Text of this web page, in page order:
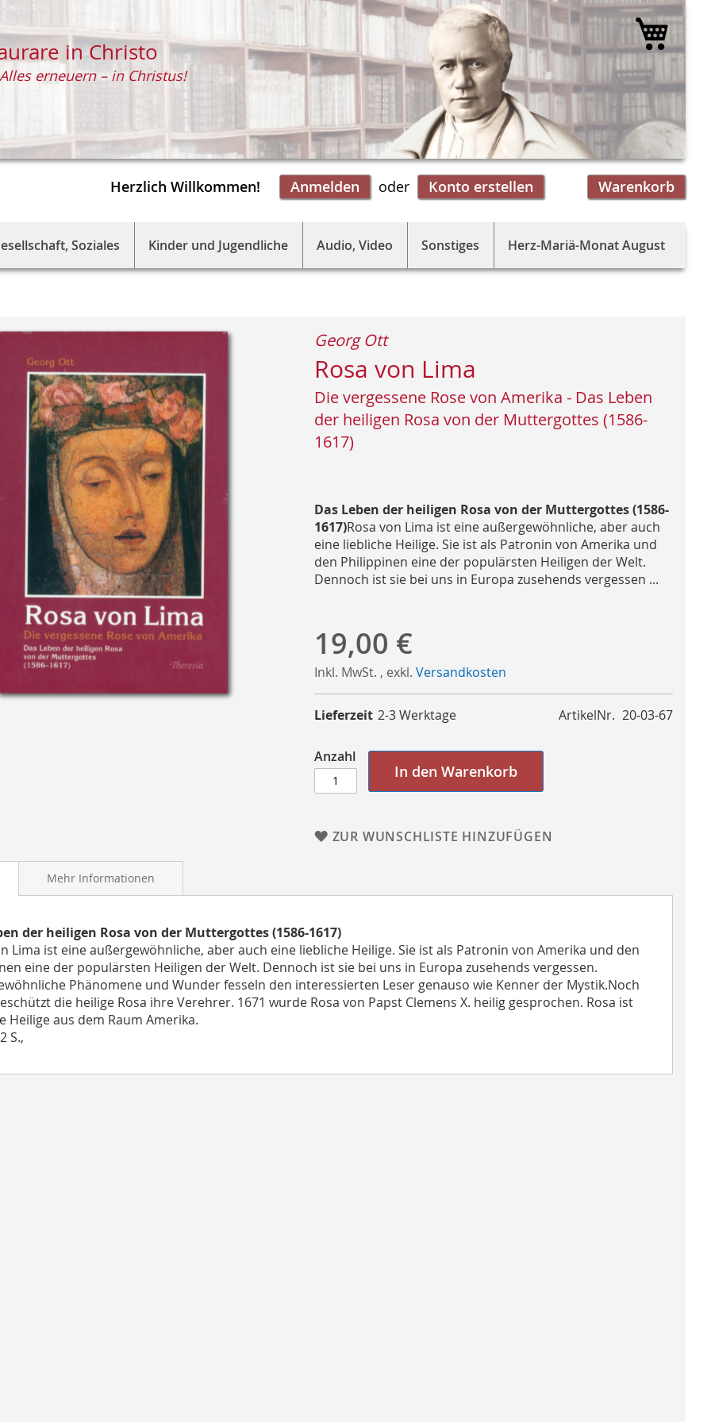
Herzlich Willkommen! Anmelden Warenkorb
Konto erstellen
in Christo
Alles erneuern – in Christus!
Mein
Soziales Kinder und Jugendliche Audio, Video Sonstiges Herz-Mariä-Monat August
Rosa von Lima
Die vergessene Rose von Amerika - Das Leben
der heiligen Rosa von der Muttergottes (1586-
1617)
Georg Ott
Das Leben der heiligen Rosa von der Muttergottes (1586-
1617)Rosa von Lima ist eine außergewöhnliche, aber auch
eine liebliche Heilige. Sie ist als Patronin von Amerika und
den Philippinen eine der populärsten Heiligen der Welt.
Dennoch ist sie bei uns in Europa zusehends vergessen ...
19,00 €
Inkl. MwSt. , exkl. Versandkosten
ArtikelNr. 20-03-67
Lieferzeit 2-3 Werktage
Anzahl
In den Warenkorb
ZUR WUNSCHLISTE HINZUFÜGEN
der heiligen Rosa von der Muttergottes (1586-1617)
Lima ist eine außergewöhnliche, aber auch eine liebliche Heilige. Sie ist als Patronin von Amerika und den
eine der populärsten Heiligen der Welt. Dennoch ist sie bei uns in Europa zusehends vergessen.
Phänomene und Wunder fesseln den interessierten Leser genauso wie Kenner der Mystik.Noch
die heilige Rosa ihre Verehrer. 1671 wurde Rosa von Papst Clemens X. heilig gesprochen. Rosa ist
Heilige aus dem Raum Amerika.
S.,
Mehr Informationen